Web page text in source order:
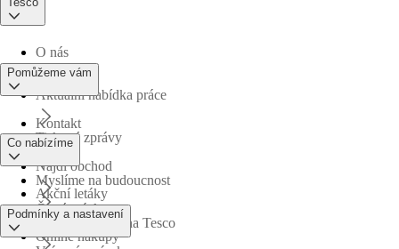
O nás
Aktuální nabídka práce
Tiskové zprávy
Myslíme na budoucnost
Obchodní skupina Tesco
Pomůžeme vám
Kontakt
Najdi obchod
Časté otázky
Co nabízíme
Akční letáky
Online nákupy
Podmínky a nastavení